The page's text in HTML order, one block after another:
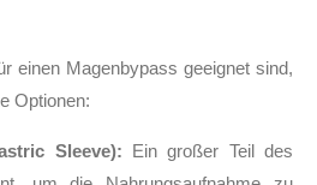
einen Magenbypass geeignet sind,
Optionen:
Sleeve): Ein großer Teil des